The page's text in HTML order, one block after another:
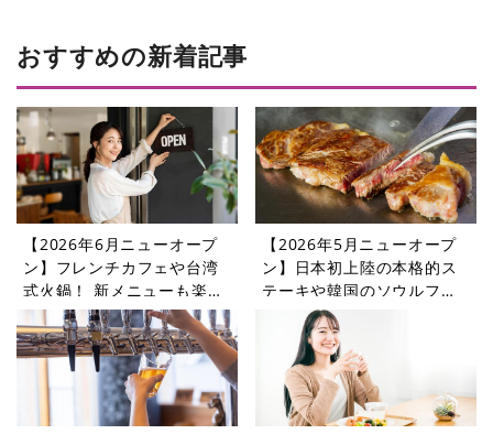
おすすめの新着記事
【2026年6月ニューオープ
ン】フレンチカフェや台湾
式火鍋！ 新メニューも楽し
めるレストランやカフェを
紹介
【2026年5月ニューオープ
ン】日本初上陸の本格的ス
テーキや韓国のソウルフー
ドを楽しめるレストランや
カフェをご紹介